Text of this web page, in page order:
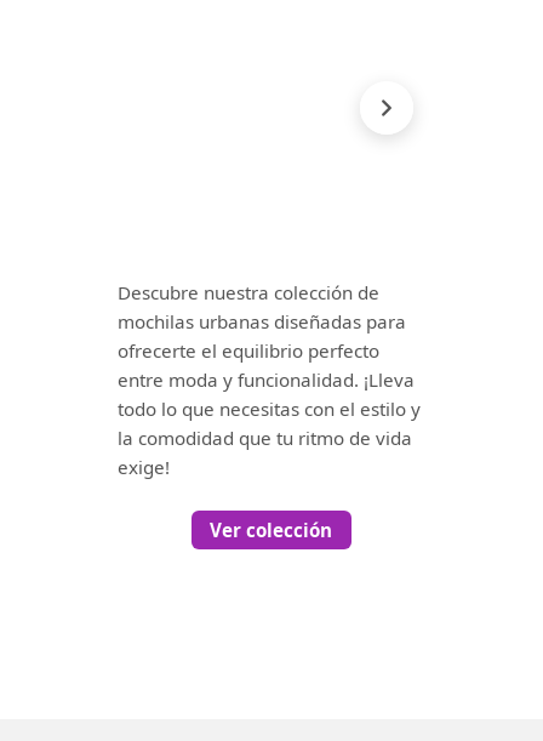
Descubre nuestra colección de
mochilas urbanas diseñadas para
ofrecerte el equilibrio perfecto
entre moda y funcionalidad. ¡Lleva
todo lo que necesitas con el estilo y
la comodidad que tu ritmo de vida
exige!
Ver colección